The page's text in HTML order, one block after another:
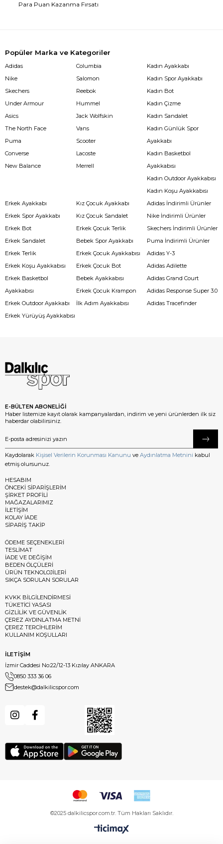
Para Puan Kazanma Fırsatı
Popüler Marka ve Kategoriler
Adidas
Nike
Skechers
Under Armour
Asics
The North Face
Puma
Converse
New Balance
Columbia
Salomon
Reebok
Hummel
Jack Wolfskin
Vans
Scooter
Lacoste
Merrell
Kadın Ayakkabı
Kadın Spor Ayakkabı
Kadın Bot
Kadın Çizme
Kadın Sandalet
Kadın Günlük Spor
Ayakkabı
Kadın Basketbol
Ayakkabısı
Kadın Outdoor Ayakkabısı
Kadın Koşu Ayakkabısı
Erkek Ayakkabı
Erkek Spor Ayakkabı
Erkek Bot
Erkek Sandalet
Erkek Terlik
Erkek Koşu Ayakkabısı
Erkek Basketbol
Ayakkabısı
Erkek Outdoor Ayakkabı
Erkek Yürüyüş Ayakkabısı
Kız Çocuk Ayakkabı
Kız Çocuk Sandalet
Erkek Çocuk Terlik
Bebek Spor Ayakkabı
Erkek Çocuk Ayakkabısı
Erkek Çocuk Bot
Bebek Ayakkabısı
Erkek Çocuk Krampon
İlk Adım Ayakkabısı
Adidas İndirimli Ürünler
Nike İndirimli Ürünler
Skechers İndirimli Ürünler
Puma İndirimli Ürünler
Adidas Y-3
Adidas Adilette
Adidas Grand Court
Adidas Response Super 3.0
Adidas Tracefinder
E-BÜLTEN ABONELİĞİ
Haber listemize kayıt olarak kampanyalardan, indirim ve yeni ürünlerden ilk siz
haberdar olabilirsiniz.
Kaydolarak Kişisel Verilerin Korunması Kanunu ve Aydınlatma Metnini kabul
etmiş olursunuz.
HESABIM
ÖNCEKİ SİPARİŞLERİM
ŞİRKET PROFİLİ
MAĞAZALARIMIZ
İLETİŞİM
KOLAY İADE
SİPARİŞ TAKİP
ÖDEME SEÇENEKLERİ
TESLİMAT
İADE VE DEĞİŞİM
BEDEN ÖLÇÜLERİ
ÜRÜN TEKNOLOJİLERİ
SIKÇA SORULAN SORULAR
KVKK BİLGİLENDİRMESİ
TÜKETİCİ YASASI
GİZLİLİK VE GÜVENLİK
ÇEREZ AYDINLATMA METNİ
ÇEREZ TERCİHLERİM
KULLANIM KOŞULLARI
İLETİŞİM
İzmir Caddesi No:22/12-13 Kızılay ANKARA
0850 333 36 06
destek@dalkilicspor.com
©2025 dalkilicspor.com.tr. Tüm Hakları Saklıdır.